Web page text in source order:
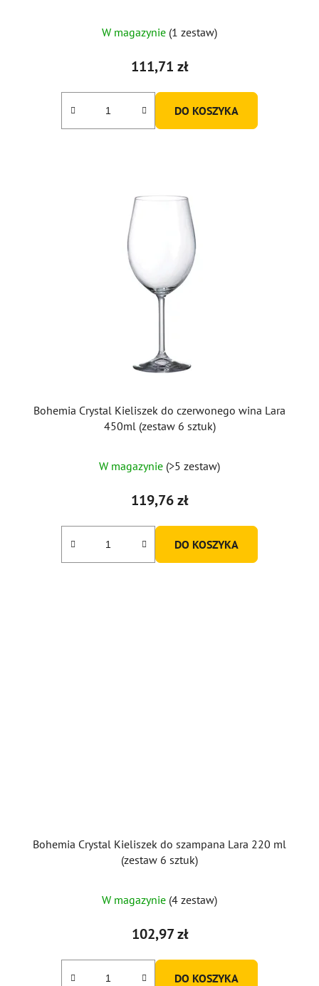
W magazynie (1 zestaw)
111,71 zł
DO KOSZYKA
Bohemia Crystal Kieliszek do czerwonego wina Lara
450ml (zestaw 6 sztuk)
W magazynie (>5 zestaw)
119,76 zł
DO KOSZYKA
Bohemia Crystal Kieliszek do szampana Lara 220 ml
(zestaw 6 sztuk)
W magazynie (4 zestaw)
102,97 zł
DO KOSZYKA